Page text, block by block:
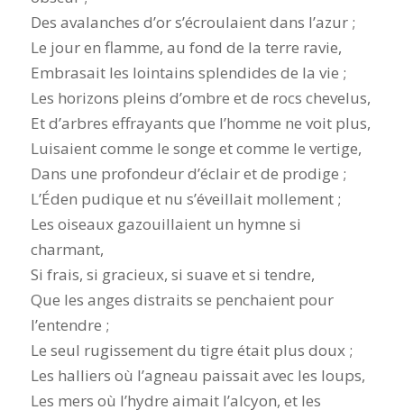
Des avalanches d’or s’écroulaient dans l’azur ;
Le jour en flamme, au fond de la terre ravie,
Embrasait les lointains splendides de la vie ;
Les horizons pleins d’ombre et de rocs chevelus,
Et d’arbres effrayants que l’homme ne voit plus,
Luisaient comme le songe et comme le vertige,
Dans une profondeur d’éclair et de prodige ;
L’Éden pudique et nu s’éveillait mollement ;
Les oiseaux gazouillaient un hymne si
charmant,
Si frais, si gracieux, si suave et si tendre,
Que les anges distraits se penchaient pour
l’entendre ;
Le seul rugissement du tigre était plus doux ;
Les halliers où l’agneau paissait avec les loups,
Les mers où l’hydre aimait l’alcyon, et les